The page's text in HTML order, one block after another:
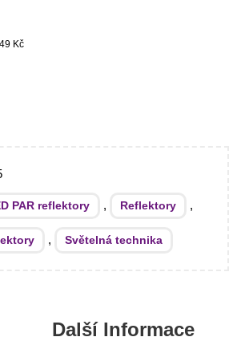
Kč
PAR reflektory , Reflektory ,
, Světelná technika
Další Informace